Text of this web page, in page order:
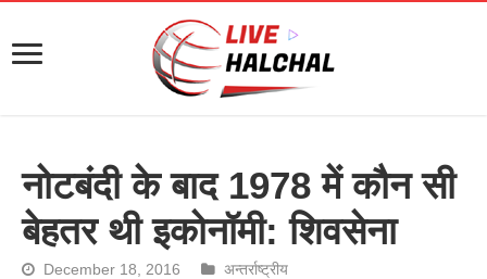
नोटबंदी के बाद 1978 में कौन सी
बेहतर थी इकोनॉमी: शिवसेना
December 18, 2016 अन्तर्राष्ट्रीय